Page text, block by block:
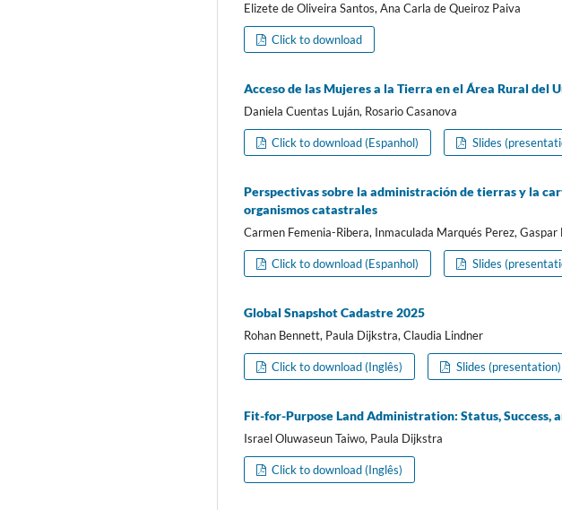
Elizete de Oliveira Santos, Ana Carla de Queiroz Paiva
Click to download
Acceso de las Mujeres a la Tierra en el Área Rural del
Daniela Cuentas Luján, Rosario Casanova
Click to download (Espanhol) Slides
Perspectivas sobre la administración de tierras y la
organismos catastrales
Carmen Femenia-Ribera, Inmaculada Marqués Perez,
Click to download (Espanhol) Slides
Global Snapshot Cadastre 2025
Rohan Bennett, Paula Dijkstra, Claudia Lindner
Click to download (Inglês) Slides
Fit-for-Purpose Land Administration: Status, Success,
Israel Oluwaseun Taiwo, Paula Dijkstra
Click to download (Inglês)